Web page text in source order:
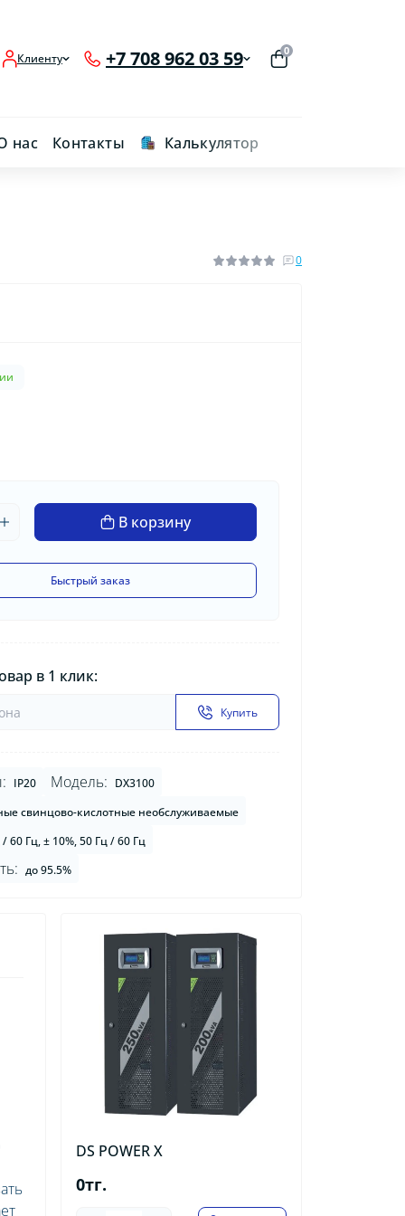
Клиенту +7 708 962 03 59 0
нас Контакты Калькулятор
0
В корзину
Быстрый заказ
в 1 клик:
Купить
IP20 Модель: DX3100
свинцово-кислотные необслуживаемые
60 Гц, ± 10%, 50 Гц / 60 Гц
до 95.5%
DS POWER X
0тг.